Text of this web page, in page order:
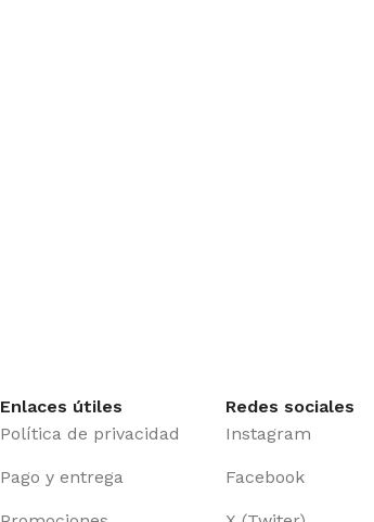
Enlaces útiles
Política de privacidad
Pago y entrega
Redes sociales
Instagram
Facebook